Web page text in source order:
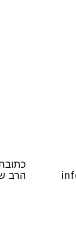
הרב ש"י זווין 12,